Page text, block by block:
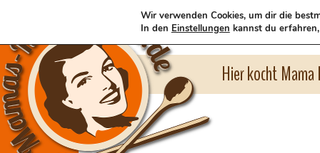
Hier kocht
Wir verwenden Cookies, um dir die
In den Einstellungen kannst du